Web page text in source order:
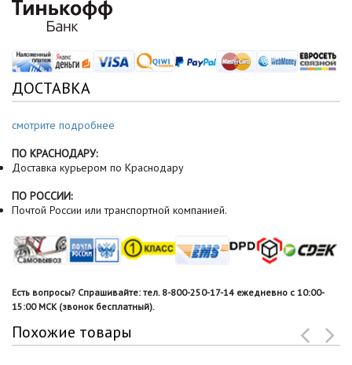
ДОСТАВКА
смотрите подробнее
ПО КРАСНОДАРУ:
Доставка курьером по Краснодару
ПО РОССИИ:
Почтой России или транспортной компанией.
Есть вопросы? Спрашивайте: тел. 8-800-250-17-14 ежедневно с 10:00-
15:00 МСК (звонок бесплатный).
Похожие товары